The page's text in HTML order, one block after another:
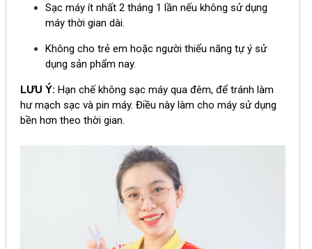
Sạc máy ít nhất 2 tháng 1 lần nếu không sử dụng
máy thời gian dài.
Không cho trẻ em hoặc người thiểu năng tự ý sử
dụng sản phẩm nay.
LƯU Ý: Hạn chế không sạc máy qua đêm, để tránh làm
hư mạch sạc và pin máy. Điều này làm cho máy sử dụng
bền hơn theo thời gian.